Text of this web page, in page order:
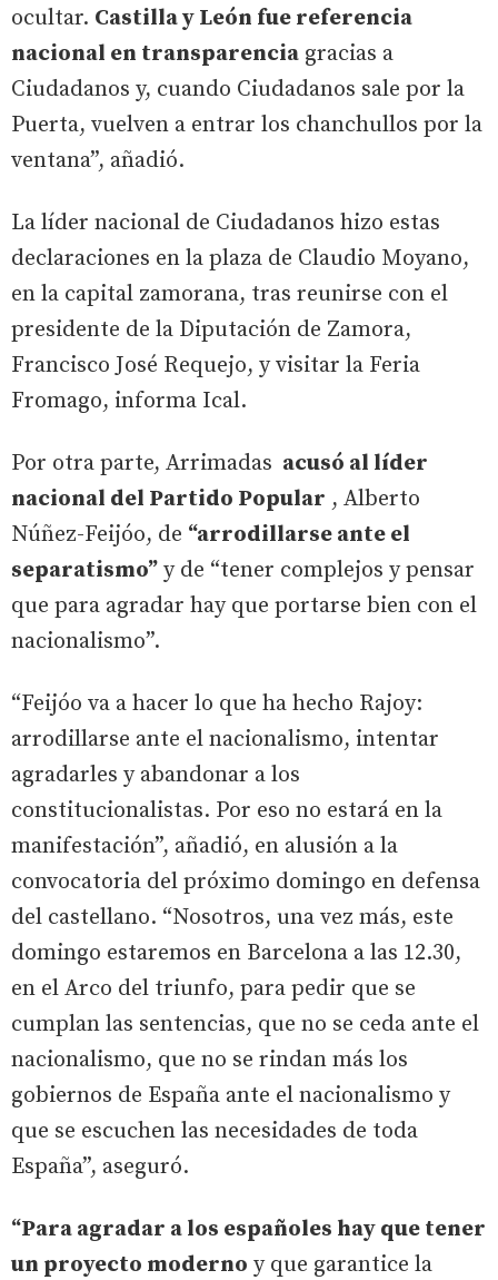
ocultar. Castilla y León fue referencia
nacional en transparencia gracias a
Ciudadanos y, cuando Ciudadanos sale por la
Puerta, vuelven a entrar los chanchullos por la
ventana”, añadió.
La líder nacional de Ciudadanos hizo estas
declaraciones en la plaza de Claudio Moyano,
en la capital zamorana, tras reunirse con el
presidente de la Diputación de Zamora,
Francisco José Requejo, y visitar la Feria
Fromago, informa Ical.
Por otra parte, Arrimadas acusó al líder
nacional del Partido Popular , Alberto
Núñez-Feijóo, de “arrodillarse ante el
separatismo” y de “tener complejos y pensar
que para agradar hay que portarse bien con el
nacionalismo”.
“Feijóo va a hacer lo que ha hecho Rajoy:
arrodillarse ante el nacionalismo, intentar
agradarles y abandonar a los
constitucionalistas. Por eso no estará en la
manifestación”, añadió, en alusión a la
convocatoria del próximo domingo en defensa
del castellano. “Nosotros, una vez más, este
domingo estaremos en Barcelona a las 12.30,
en el Arco del triunfo, para pedir que se
cumplan las sentencias, que no se ceda ante el
nacionalismo, que no se rindan más los
gobiernos de España ante el nacionalismo y
que se escuchen las necesidades de toda
España”, aseguró.
“Para agradar a los españoles hay que tener
un proyecto moderno y que garantice la